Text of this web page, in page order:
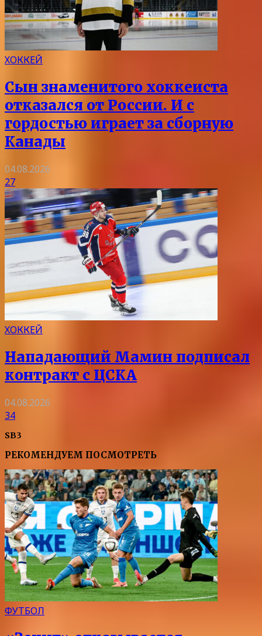
ХОККЕЙ
Сын знаменитого хоккеиста
отказался от России. И с
гордостью играет за сборную
Канады
04.08.2026
27
ХОККЕЙ
Нападающий Мамин подписал
контракт с ЦСКА
04.08.2026
34
SB3
РЕКОМЕНДУЕМ ПОСМОТРЕТЬ
ФУТБОЛ